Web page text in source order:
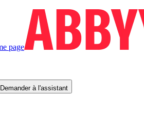
page
Demander à l'assistant